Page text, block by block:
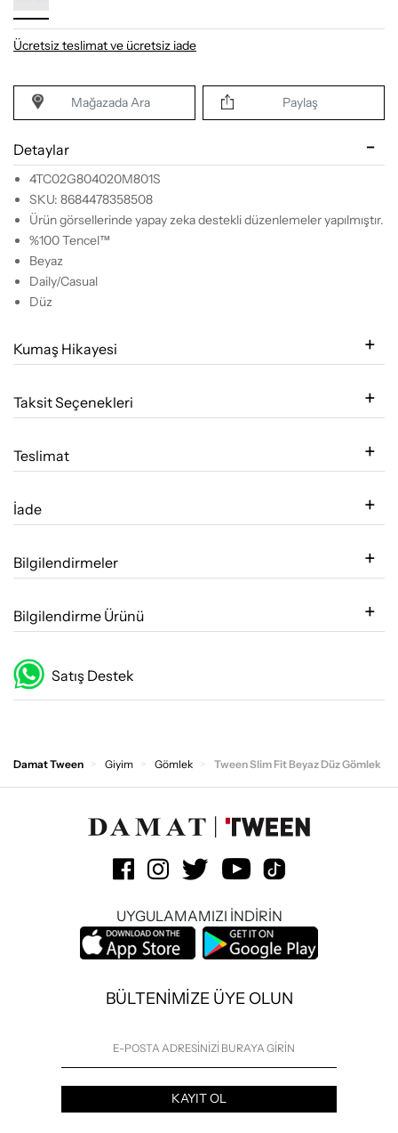
Ücretsiz teslimat ve ücretsiz iade
Mağazada Ara Paylaş
Detaylar
4TC02G804020M801S
SKU: 8684478358508
Ürün görsellerinde yapay zeka destekli düzenlemeler yapılmıştır.
%100 Tencel™
Beyaz
Daily/Casual
Düz
Kumaş Hikayesi
Taksit Seçenekleri
Teslimat
İade
Bilgilendirmeler
Bilgilendirme Ürünü
Satış Destek
Damat Tween Giyim Gömlek Tween Slim Fit Beyaz Düz Gömlek
UYGULAMAMIZI İNDİRİN
BÜLTENİMİZE ÜYE OLUN
KAYIT OL